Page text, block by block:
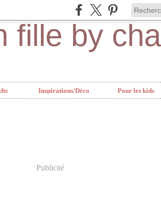
Inspirations/Déco Pour les kids
Publicité